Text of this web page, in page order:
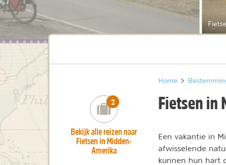
Home >
Fietsen in
Een vakantie in
afwisselende
kunnen hun hart
number_of_trips:
2
Bekijk alle reizen naar
Fietsen in Midden-
Amerika